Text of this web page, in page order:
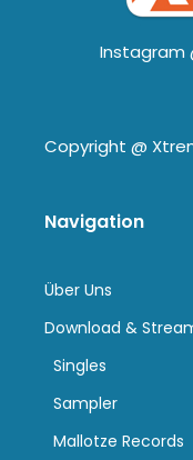
Instagram
Copyright @
Navigation
Über Uns
Download &
Singles
Sampler
Mallotze Records